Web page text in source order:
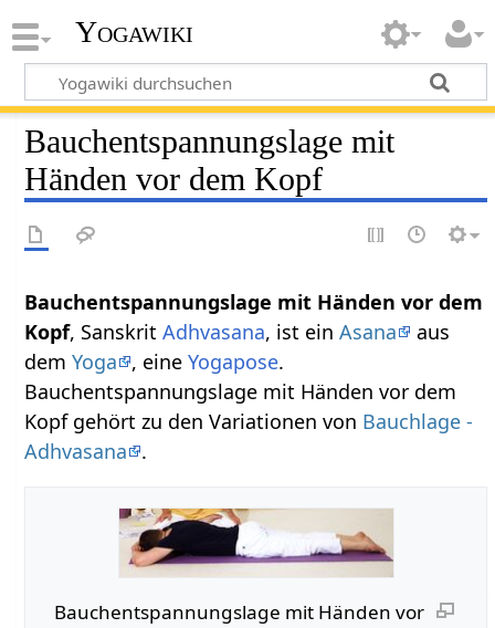
Yogawiki
Bauchentspannungslage mit
Händen vor dem Kopf
Bauchentspannungslage mit Händen vor dem
Kopf, SanskritAdhvasana, ist einAsana
aus
demYoga , eineYogapose.
Bauchentspannungslage mit Händen vor dem
Kopf gehört zu den Variationen von Bauchlage -
Adhvasana
.
Bauchentspannungslage mit Händen vor